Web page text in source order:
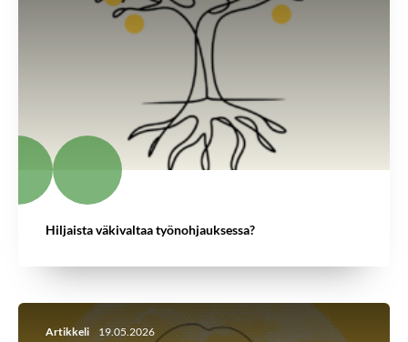
Hiljaista väkivaltaa työnohjauksessa?
Artikkeli 19.05.2026